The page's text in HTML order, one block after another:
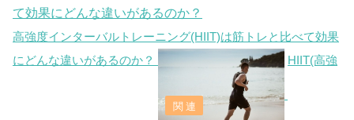
高強度インターバルトレーニング(HIIT)は筋トレと比べて効果
にどんな違いがあるのか？
HIIT(高強